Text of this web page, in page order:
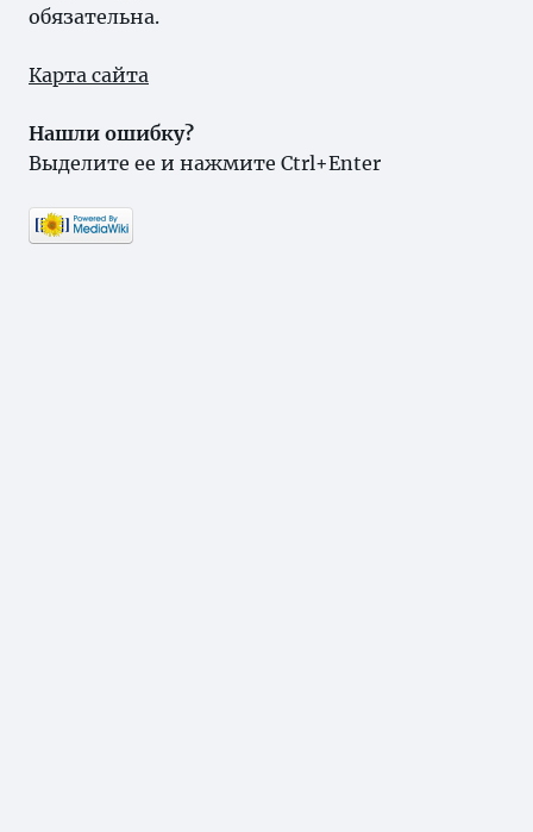
обязательна.
Карта сайта
Нашли ошибку?
Выделите ее и нажмите Ctrl+Enter